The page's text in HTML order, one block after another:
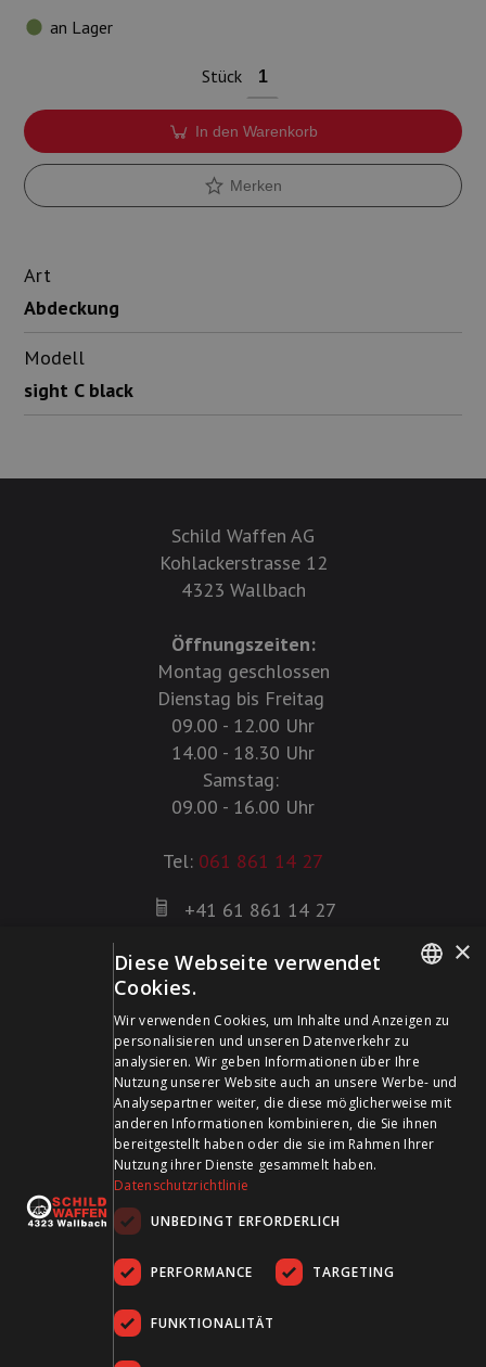
an Lager
Stück
In den Warenkorb
Merken
Art
Abdeckung
Modell
sight C black
Schild Waffen AG
Kohlackerstrasse 12
4323 Wallbach
Öffnungszeiten:
Montag geschlossen
Dienstag bis Freitag
09.00 - 12.00 Uhr
14.00 - 18.30 Uhr
Samstag:
09.00 - 16.00 Uhr
Tel: 061 861 14 27
+41 61 861 14 27
info@schildwaffen.ch
Zahlungsmittel
Besuchen Sie uns in den Sozialen Medien und bleiben Sie
auf dem Laufenden!
FRENCH
×
Diese Webseite verwendet
Cookies.
Wir verwenden Cookies, um Inhalte und Anzeigen zu
personalisieren und unseren Datenverkehr zu
analysieren. Wir geben Informationen über Ihre
Nutzung unserer Website auch an unsere Werbe- und
Analysepartner weiter, die diese möglicherweise mit
anderen Informationen kombinieren, die Sie ihnen
bereitgestellt haben oder die sie im Rahmen Ihrer
Nutzung ihrer Dienste gesammelt haben.
Datenschutzrichtlinie
UNBEDINGT ERFORDERLICH
PERFORMANCE TARGETING
FUNKTIONALITÄT